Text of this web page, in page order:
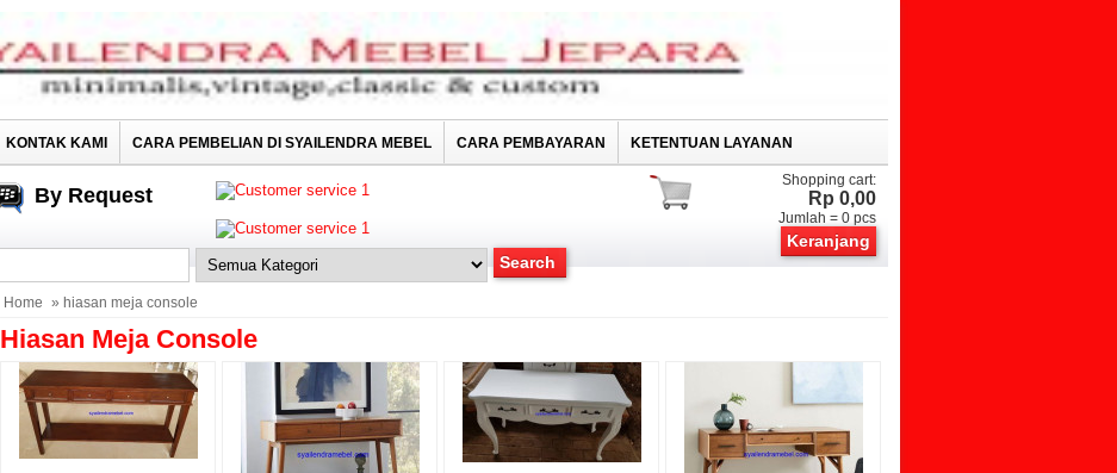
KONTAK KAMI CARA PEMBELIAN DI SYAILENDRA MEBEL CARA PEMBAYARAN KETENTUAN LAYANAN
Shopping cart:
Rp 0,00
Jumlah = 0 pcs
Keranjang
By Request
Home » hiasan meja console
Hiasan Meja Console